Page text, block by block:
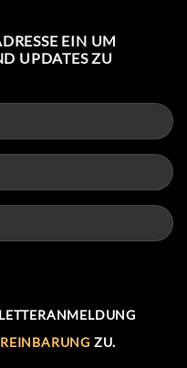
EIN UM
UPDATES ZU
ZU.